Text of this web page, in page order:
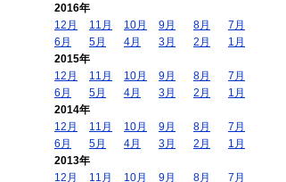
2016年
12月
11月 10月 9月 8月
7月
6月
5月 4月 3月 2月
1月
2015年
12月
11月 10月 9月 8月
7月
6月
5月 4月 3月 2月
1月
2014年
12月
11月 10月 9月 8月
7月
6月
5月 4月 3月 2月
1月
2013年
12月
11月 10月 9月 8月 7月